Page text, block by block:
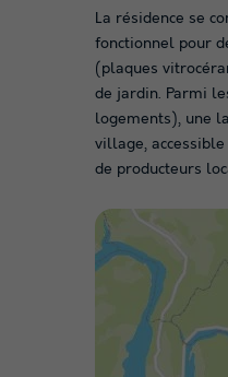
La résidence se
fonctionnel pour
(plaques
de jardin. Parmi
logements), une
village,
de producteurs